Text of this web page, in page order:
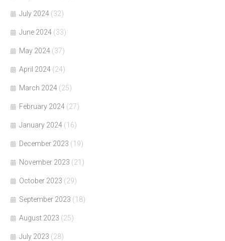
July 2024 (32)
June 2024 (33)
May 2024 (37)
April 2024 (24)
March 2024 (25)
February 2024 (27)
January 2024 (16)
December 2023 (19)
November 2023 (21)
October 2023 (29)
September 2023 (18)
August 2023 (25)
July 2023 (28)